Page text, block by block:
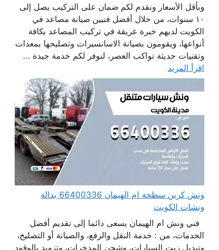
وبأقل الأسعار ونقدم لكم ضمان على التركيب يصل إلى
١٠ سنوات، من خلال أفضل فنيين صيانة مصاعد في
الكويت لديهم خبرة عريقة في تركيب المصاعد بكافة
أنواعها، ويقومون بصيانة الاسانسيرات وتصليحها بمعدات
وتقنيات حديثة تواكب العصر، لنوفر لكم خدمة جيدة ...
اقرأ المزيد
ونش كرين سطحة ام الهيمان 66400336 بدالة
ونشات الكويت
فني ونش ام الهيمان يسعى دائما إلى تقديم أفضل
الخدمات، من : خدمة النقل والرفع، والصيانة أو التصليح،
وتبديل زيت السيارات، وشحن المدخرات، وتزويد بالوقود